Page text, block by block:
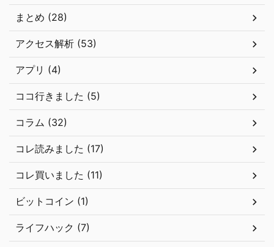
まとめ (28)
アクセス解析 (53)
アプリ (4)
ココ行きました (5)
コラム (32)
コレ読みました (17)
コレ買いました (11)
ビットコイン (1)
ライフハック (7)